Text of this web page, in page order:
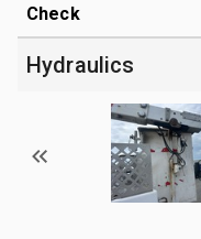
Check
Hydraulics